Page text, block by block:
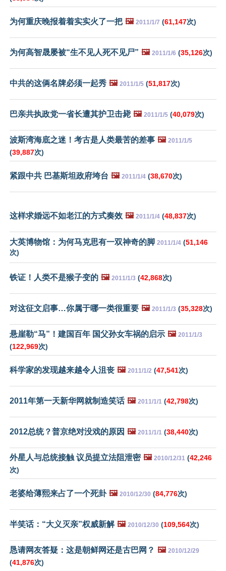
为何重庆晚报着着实实火了一把 🖼️ 2011/1/7 (61,147次)
为何高智晟屡被“生不见人死不见尸” 🖼️ 2011/1/6 (35,126次)
中共的这俩名牌必须一起秀 🖼️ 2011/1/5 (51,817次)
巴亲共执政党一省长遭其护卫击毙 🖼️ 2011/1/5 (40,079次)
波斯湾海底之迷！考古是人类最苦的差事 🖼️ 2011/1/5
(39,887次)
紧跟中共 巴基斯坦政府垮台 🖼️ 2011/1/4 (38,670次)
这样求婚远不如老江的方式奏效 🖼️ 2011/1/4 (48,837次)
大英博物馆：为何马克思有一双神奇的脚 2011/1/4 (51,146
次)
铁证！人类不是猴子变的 🖼️ 2011/1/3 (42,868次)
对这征文启事…你属于哪一类很重要 🖼️ 2011/1/3 (35,328次)
悬崖勒“马”！建国百年 国父孙女车祸的启示 🖼️ 2011/1/3
(122,969次)
科学家的发现越来越令人沮丧 🖼️ 2011/1/2 (47,541次)
2011年第一天新华网就制造笑话 🖼️ 2011/1/1 (42,798次)
2012总统？普京绝对没戏的原因 🖼️ 2011/1/1 (38,440次)
外星人与总统接触 议员提立法阻泄密 🖼️ 2010/12/31 (42,246
次)
老婆给薄熙来占了一个死卦 🖼️ 2010/12/30 (84,776次)
半笑话：“大义灭亲”权威新解 🖼️ 2010/12/30 (109,564次)
恳请网友答疑：这是朝鲜网还是古巴网？ 🖼️ 2010/12/29
(41,876次)